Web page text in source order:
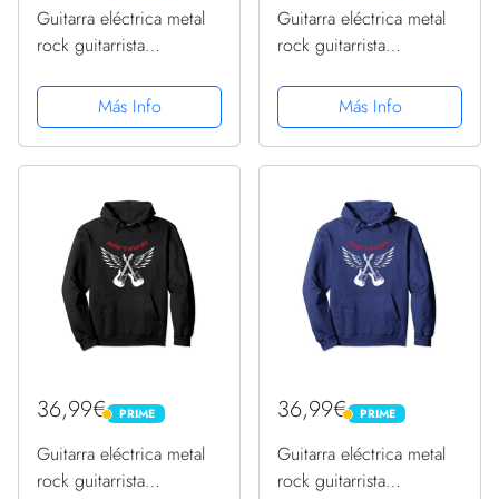
Guitarra eléctrica metal
rock guitarrista
Sudadera con Capucha
Más Info
Guitarra eléctrica metal
rock guitarrista
Sudadera con Capucha
Más Info
36,99€ PRIME
PRIME
Guitarra eléctrica metal
rock guitarrista
36,99€ PRIME
PRIME
Guitarra eléctrica metal
rock guitarrista